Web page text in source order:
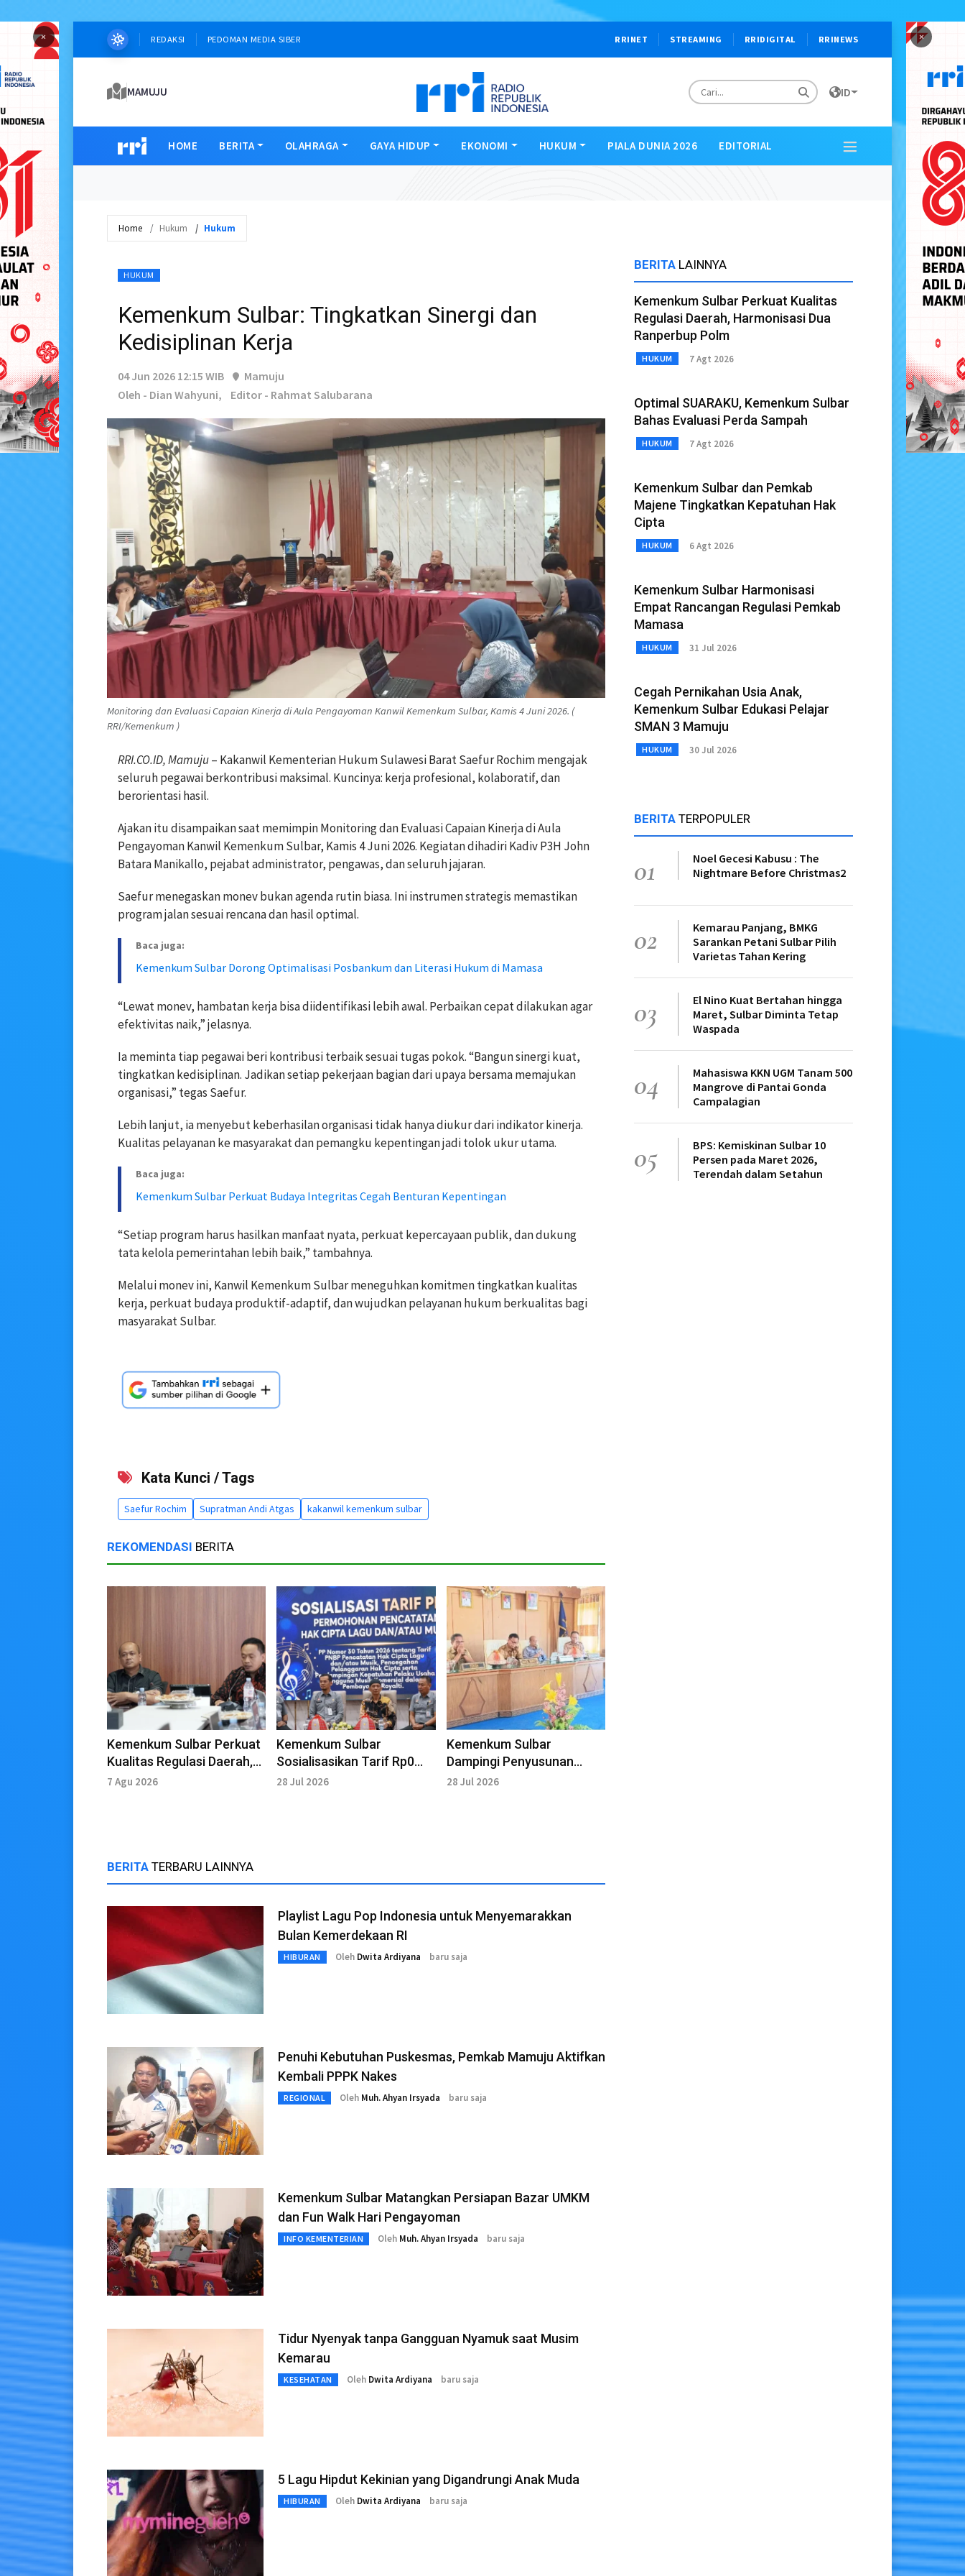
× ×
REDAKSI PEDOMAN MEDIA SIBER RRINET STREAMING RRIDIGITAL RRINEWS
MAMUJU ID
HOME BERITA OLAHRAGA GAYA HIDUP EKONOMI HUKUM PIALA DUNIA 2026 EDITORIAL
Home Hukum Hukum
HUKUM
Kemenkum Sulbar: Tingkatkan Sinergi dan
Kedisiplinan Kerja
04 Jun 2026 12:15 WIB
Mamuju
Oleh - Dian Wahyuni,
Editor - Rahmat Salubarana
Monitoring dan Evaluasi Capaian Kinerja di Aula Pengayoman Kanwil Kemenkum Sulbar, Kamis 4 Juni 2026. (
RRI/Kemenkum )
RRI.CO.ID, Mamuju– Kakanwil Kementerian Hukum Sulawesi Barat Saefur Rochim mengajak
seluruh pegawai berkontribusi maksimal. Kuncinya: kerja profesional, kolaboratif, dan
berorientasi hasil.
Ajakan itu disampaikan saat memimpin Monitoring dan Evaluasi Capaian Kinerja di Aula
Pengayoman Kanwil Kemenkum Sulbar, Kamis 4 Juni 2026. Kegiatan dihadiri Kadiv P3H John
Batara Manikallo, pejabat administrator, pengawas, dan seluruh jajaran.
Saefur menegaskan monev bukan agenda rutin biasa. Ini instrumen strategis memastikan
program jalan sesuai rencana dan hasil optimal.
Baca juga:
Kemenkum Sulbar Dorong Optimalisasi Posbankum dan Literasi Hukum di Mamasa
“Lewat monev, hambatan kerja bisa diidentifikasi lebih awal. Perbaikan cepat dilakukan agar
efektivitas naik,” jelasnya.
Ia meminta tiap pegawai beri kontribusi terbaik sesuai tugas pokok. “Bangun sinergi kuat,
tingkatkan kedisiplinan. Jadikan setiap pekerjaan bagian dari upaya bersama memajukan
organisasi,” tegas Saefur.
Lebih lanjut, ia menyebut keberhasilan organisasi tidak hanya diukur dari indikator kinerja.
Kualitas pelayanan ke masyarakat dan pemangku kepentingan jadi tolok ukur utama.
Baca juga:
Kemenkum Sulbar Perkuat Budaya Integritas Cegah Benturan Kepentingan
“Setiap program harus hasilkan manfaat nyata, perkuat kepercayaan publik, dan dukung
tata kelola pemerintahan lebih baik,” tambahnya.
Melalui monev ini, Kanwil Kemenkum Sulbar meneguhkan komitmen tingkatkan kualitas
kerja, perkuat budaya produktif-adaptif, dan wujudkan pelayanan hukum berkualitas bagi
masyarakat Sulbar.
Kata Kunci / Tags
Saefur Rochim Supratman Andi Atgas kakanwil kemenkum sulbar
REKOMENDASI BERITA
Kemenkum Sulbar Perkuat
Kualitas Regulasi Daerah,
Harmonisasi Dua
7 Agu 2026
Kemenkum Sulbar
Sosialisasikan Tarif Rp0
Hak Cipta Lagu dan Royalti
28 Jul 2026
Kemenkum Sulbar
Dampingi Penyusunan
Raperda Pajak dan
28 Jul 2026
BERITA TERBARU LAINNYA
Playlist Lagu Pop Indonesia untuk Menyemarakkan
Bulan Kemerdekaan RI
HIBURAN Oleh Dwita Ardiyana baru saja
Penuhi Kebutuhan Puskesmas, Pemkab Mamuju Aktifkan
Kembali PPPK Nakes
REGIONAL Oleh Muh. Ahyan Irsyada baru saja
Kemenkum Sulbar Matangkan Persiapan Bazar UMKM
dan Fun Walk Hari Pengayoman
INFO KEMENTERIAN Oleh Muh. Ahyan Irsyada baru saja
Tidur Nyenyak tanpa Gangguan Nyamuk saat Musim
Kemarau
KESEHATAN Oleh Dwita Ardiyana baru saja
5 Lagu Hipdut Kekinian yang Digandrungi Anak Muda
HIBURAN Oleh Dwita Ardiyana baru saja
BERITA LAINNYA
Kemenkum Sulbar Perkuat Kualitas
Regulasi Daerah, Harmonisasi Dua
Ranperbup Polm
HUKUM 7 Agt 2026
Optimal SUARAKU, Kemenkum Sulbar
Bahas Evaluasi Perda Sampah
HUKUM 7 Agt 2026
Kemenkum Sulbar dan Pemkab
Majene Tingkatkan Kepatuhan Hak
Cipta
HUKUM 6 Agt 2026
Kemenkum Sulbar Harmonisasi
Empat Rancangan Regulasi Pemkab
Mamasa
HUKUM 31 Jul 2026
Cegah Pernikahan Usia Anak,
Kemenkum Sulbar Edukasi Pelajar
SMAN 3 Mamuju
HUKUM 30 Jul 2026
BERITA TERPOPULER
01
Noel Gecesi Kabusu : The
Nightmare Before Christmas2
02
Kemarau Panjang, BMKG
Sarankan Petani Sulbar Pilih
Varietas Tahan Kering
03
El Nino Kuat Bertahan hingga
Maret, Sulbar Diminta Tetap
Waspada
04
Mahasiswa KKN UGM Tanam 500
Mangrove di Pantai Gonda
Campalagian
05
BPS: Kemiskinan Sulbar 10
Persen pada Maret 2026,
Terendah dalam Setahun